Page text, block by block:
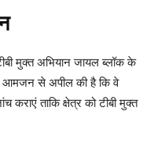
मुक्त अभियान जायल ब्लॉक के
ने आमजन से अपील की है कि वे
ताकि क्षेत्र को टीबी मुक्त